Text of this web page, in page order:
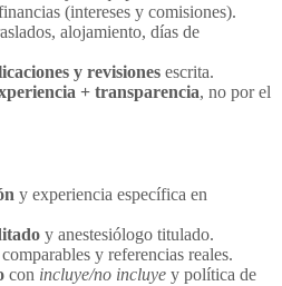
(intereses y comisiones).
alojamiento, días de
y revisiones escrita.
+ transparencia, no por el
y experiencia específica en
y anestesiólogo titulado.
y referencias reales.
con incluye/no incluye y política de